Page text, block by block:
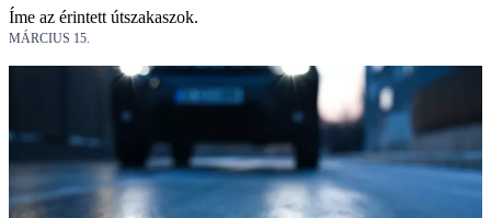
Íme az érintett útszakaszok.
MÁRCIUS 15.